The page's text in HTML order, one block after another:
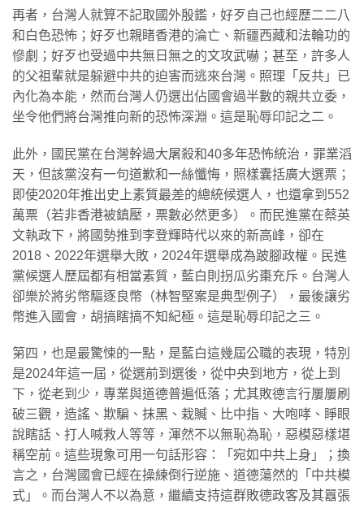
再者，台灣人就算不記取國外殷鑑，好歹自己也經歷二二八
和白色恐怖；好歹也親睹香港的淪亡、新疆西藏和法輪功的
慘劇；好歹也受過中共無日無之的文攻武嚇；甚至，許多人
的父祖輩就是躲避中共的迫害而逃來台灣。照理「反共」已
內化為本能，然而台灣人仍選出佔國會過半數的親共立委，
坐令他們將台灣推向新的恐怖深淵。這是恥辱印記之二。
此外，國民黨在台灣幹過大屠殺和40多年恐怖統治，罪業滔
天，但該黨沒有一句道歉和一絲懺悔，照樣囊括廣大選票；
即使2020年推出史上素質最差的總統候選人，也還拿到552
萬票（若非香港被鎮壓，票數必然更多）。而民進黨在蔡英
文執政下，將國勢推到李登輝時代以來的新高峰，卻在
2018、2022年選舉大敗，2024年選舉成為跛腳政權。民進
黨候選人歷屆都有相當素質，藍白則拐瓜劣棗充斥。台灣人
卻樂於將劣幣驅逐良幣（林智堅案是典型例子），最後讓劣
幣進入國會，胡搞瞎搞不知紀極。這是恥辱印記之三。
第四，也是最驚悚的一點，是藍白這幾屆公職的表現，特別
是2024年這一屆，從選前到選後，從中央到地方，從上到
下，從老到少，專業與道德普遍低落；尤其敗德言行屢屢刷
破三觀，造謠、欺騙、抹黑、栽贓、比中指、大咆哮、睜眼
說瞎話、打人喊救人等等，渾然不以無恥為恥，惡模惡樣堪
稱空前。這些現象可用一句話形容：「宛如中共上身」；換
言之，台灣國會已經在操練倒行逆施、道德蕩然的「中共模
式」。而台灣人不以為意，繼續支持這群敗德政客及其囂張